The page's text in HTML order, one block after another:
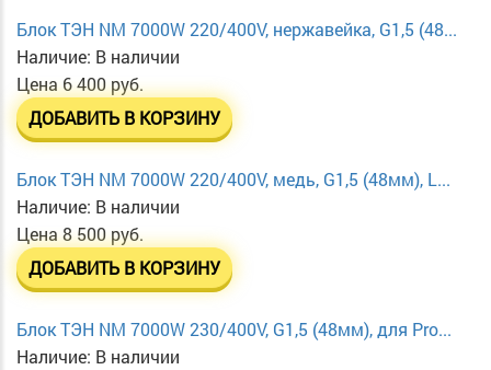
Блок ТЭН NM 7000W 220/400V, нержавейка, G1,5 (48...
Наличие: В наличии
Цена6 400 руб.
ДОБАВИТЬ В КОРЗИНУ
Блок ТЭН NM 7000W 220/400V, медь, G1,5 (48мм), L...
Наличие: В наличии
Цена8 500 руб.
ДОБАВИТЬ В КОРЗИНУ
Блок ТЭН NM 7000W 230/400V, G1,5 (48мм), для Pro...
Наличие: В наличии